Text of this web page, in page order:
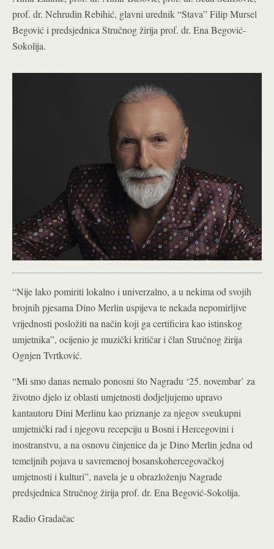
prof. dr. Nehrudin Rebihić, glavni urednik “Stava” Filip Mursel
Begović i predsjednica Stručnog žirija prof. dr. Ena Begović-
Sokolija.
“Nije lako pomiriti lokalno i univerzalno, a u nekima od svojih
brojnih pjesama Dino Merlin uspijeva te nekada nepomirljive
vrijednosti posložiti na način koji ga certificira kao istinskog
umjetnika”, ocijenio je muzički kritičar i član Stručnog žirija
Ognjen Tvrtković.
“Mi smo danas nemalo ponosni što Nagradu ‘25. novembar’ za
životno djelo iz oblasti umjetnosti dodjeljujemo upravo
kantautoru Dini Merlinu kao priznanje za njegov sveukupni
umjetnički rad i njegovu recepciju u Bosni i Hercegovini i
inostranstvu, a na osnovu činjenice da je Dino Merlin jedna od
temeljnih pojava u savremenoj bosanskohercegovačkoj
umjetnosti i kulturi”, navela je u obrazloženju Nagrade
predsjednica Stručnog žirija prof. dr. Ena Begović-Sokolija.
Radio Gradačac